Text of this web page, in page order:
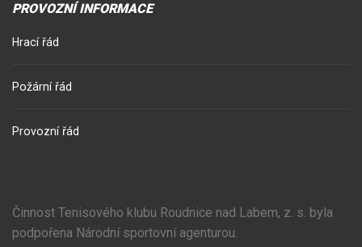
PROVOZNÍ INFORMACE
Hrací řád
Požární řád
Provozní řád
Činnost Tenisového klubu Roudnice nad Labem, z. s. byla
podpořena Národní sportovní agenturou.